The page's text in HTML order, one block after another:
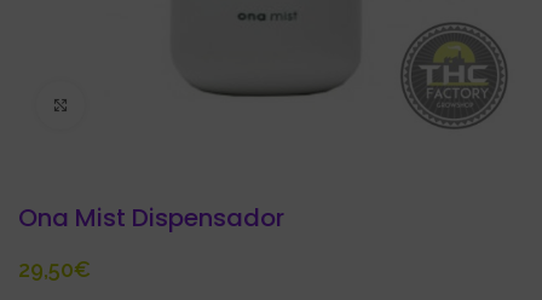
Ona Mist Dispensador
€